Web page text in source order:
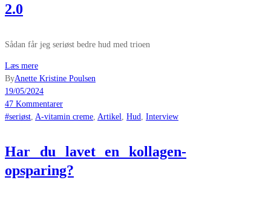
2.0
Sådan får jeg seriøst bedre hud med trioen
Læs mere
ByAnette Kristine Poulsen
19/05/2024
47 Kommentarer
#seriøst A-vitamin creme Artikel Hud Interview
Har du lavet en kollagen-
opsparing?